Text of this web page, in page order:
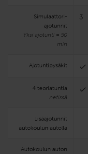
Simulaattori­
ajotunnit
Yksi ajotunti = 50
min
3
Ajotuntipysäkit
4 teoriatuntia
netissä
Lisäajotunnit
autokoulun autolla
Autokoulun auton